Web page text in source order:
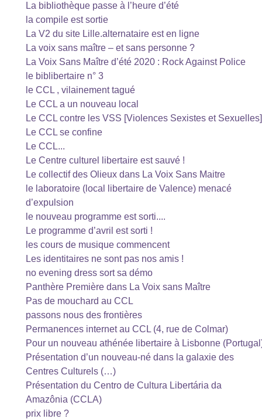
La bibliothèque passe à l’heure d’été
la compile est sortie
La V2 du site Lille.alternataire est en ligne
La voix sans maître – et sans personne ?
La Voix Sans Maître d’été 2020 : Rock Against Police
le biblibertaire n° 3
le CCL , vilainement tagué
Le CCL a un nouveau local
Le CCL contre les VSS [Violences Sexistes et Sexuelles]
Le CCL se confine
Le CCL...
Le Centre culturel libertaire est sauvé !
Le collectif des Olieux dans La Voix Sans Maitre
le laboratoire (local libertaire de Valence) menacé
d’expulsion
le nouveau programme est sorti....
Le programme d’avril est sorti !
les cours de musique commencent
Les identitaires ne sont pas nos amis !
no evening dress sort sa démo
Panthère Première dans La Voix sans Maître
Pas de mouchard au CCL
passons nous des frontières
Permanences internet au CCL (4, rue de Colmar)
Pour un nouveau athénée libertaire à Lisbonne
Présentation d’un nouveau-né dans la galaxie des
Centres Culturels (…)
Présentation du Centro de Cultura Libertária da
Amazônia (CCLA)
prix libre ?